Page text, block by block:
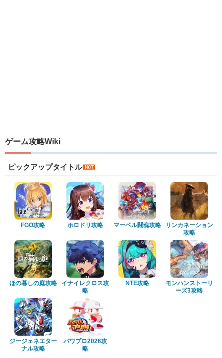
ゲーム攻略Wiki
ピックアップタイトル
FGO攻略 ホロドリ攻略 マーベル闘魂攻略
リンカネーション
攻略
ほの暮しの庭攻略
イナイレクロス攻
略
NTE攻略
モンハンストーリ
ーズ3攻略
ジージェネエター
ナル攻略
パワプロ2026攻
略